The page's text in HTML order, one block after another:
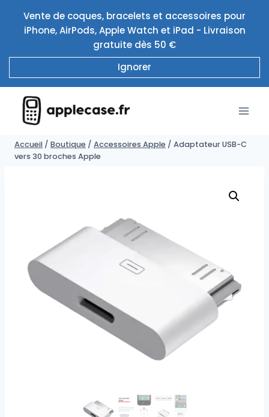
contenu
Vente de coques, bracelets et accessoires pour
iPhone, AirPods, Apple Watch et iPad - Livraison
gratuite dès 50 €
Ignorer
Accueil / Boutique / Accessoires Apple / Adaptateur USB-C
vers 30 broches Apple